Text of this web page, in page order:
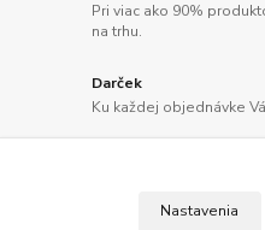
Pri viac ako 90%
na trhu.
Darček
Ku každej objednávke
bez DPH ZDARMA.
Nastavenia